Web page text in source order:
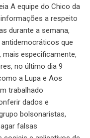
A equipe do Chico da
a respeito
durante a semana,
que
mais especificamente,
no último dia 9
a Lupa e Aos
trabalhado
dados e
bolsonaristas,
falsas